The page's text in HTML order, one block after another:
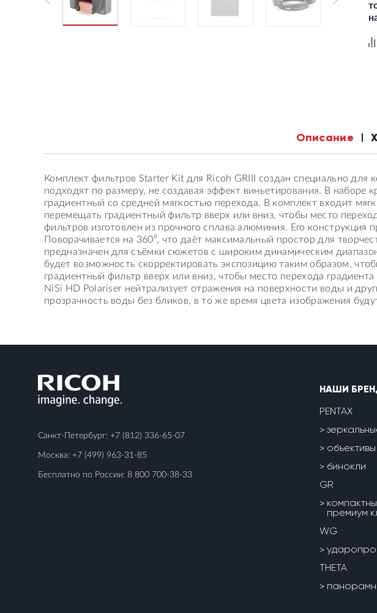
Описание
Комплект фильтров Starter Kit для Ricoh GRIII создан специально
подходят по размеру, не создавая эффект виньетирования. В
градиентный со средней мягкостью перехода. В комплект входит
перемещать градиентный фильтр вверх или вниз, чтобы место
фильтров изготовлен из прочного сплава алюминия. Его
Поворачивается на 360⁰, что даёт максимальный простор для
предназначен для съёмки сюжетов с широким динамическим
будет возможность скорректировать экспозицию таким образом,
градиентный фильтр вверх или вниз, чтобы место перехода
NiSi HD Polariser нейтрализует отражения на поверхности воды и
прозрачность воды без бликов, в то же время цвета изображения
Санкт-Петербург: +7 (812) 336-65-07
Москва: +7 (499) 963-31-85
Бесплатно по России: 8 800 700-38-33
НАШИ
PENTAX
объективы
бинокли
GR
премиум
WG
THETA